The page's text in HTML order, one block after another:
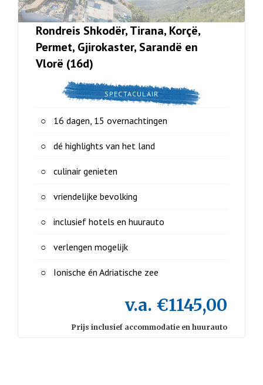
Rondreis Shkodër, Tirana, Korçë,
Permet, Gjirokaster, Sarandë en
Vlorë (16d)
SPECTACULAIR
16 dagen, 15 overnachtingen
dé highlights van het land
culinair genieten
vriendelijke bevolking
inclusief hotels en huurauto
verlengen mogelijk
Ionische én Adriatische zee
v.a. €1145,00
Prijs inclusief accommodatie en huurauto